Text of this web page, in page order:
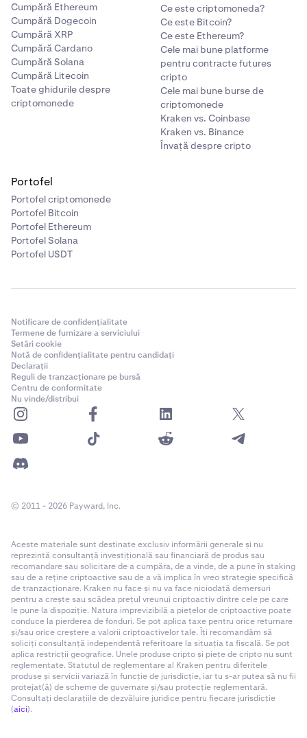
5
Pe platforma e-Transfer, selectează banca ta din lista
instituțiilor disponibile. Conectează-te la contul tău
bancar și urmează instrucțiunile pentru a autoriza și
procesa depunerea.
6
Odată ce transferul este finalizat, fondurile tale vor fi
procesate și creditate în contul tău Kraken.
Cumpără Ethereum
Cumpără Dogecoin
Cumpără XRP
Cumpără Cardano
Cumpără Solana
Cumpără Litecoin
Toate ghidurile despre
criptomonede
Ce este criptomoneda?
Ce este Bitcoin?
Ce este Ethereum?
Cele mai bune platforme
pentru contracte futures
cripto
Cele mai bune burse de
criptomonede
Kraken vs. Coinbase
Kraken vs. Binance
Învață despre cripto
Portofel
Portofel criptomonede
Portofel Bitcoin
Portofel Ethereum
Portofel Solana
Portofel USDT
Notificare de confidențialitate
Termene de furnizare a serviciului
Setări cookie
Notă de confidențialitate pentru candidați
Declarații
Reguli de tranzacționare pe bursă
Centru de conformitate
Nu vinde/distribui
© 2011 - 2026 Payward, Inc.
Aceste materiale sunt destinate exclusiv informării generale și nu
reprezintă consultanță investițională sau financiară de produs sau
recomandare sau solicitare de a cumpăra, de a vinde, de a pune în staking
sau de a reține criptoactive sau de a vă implica în vreo strategie specifică
de tranzacționare. Kraken nu face și nu va face niciodată demersuri
pentru a crește sau scădea prețul vreunui criptoactiv dintre cele pe care
le pune la dispoziție. Natura imprevizibilă a piețelor de criptoactive poate
conduce la pierderea de fonduri. Se pot aplica taxe pentru orice returnare
și/sau orice creștere a valorii criptoactivelor tale. Îți recomandăm să
soliciți consultanță independentă referitoare la situația ta fiscală. Se pot
aplica restricții geografice. Unele produse cripto și piețe de cripto nu sunt
reglementate. Statutul de reglementare al Kraken pentru diferitele
produse și servicii variază în funcție de jurisdicție, iar tu s-ar putea să nu fii
protejat(ă) de scheme de guvernare și/sau protecție reglementară.
Consultați declarațiile de dezvăluire juridice pentru fiecare jurisdicție
(aici).